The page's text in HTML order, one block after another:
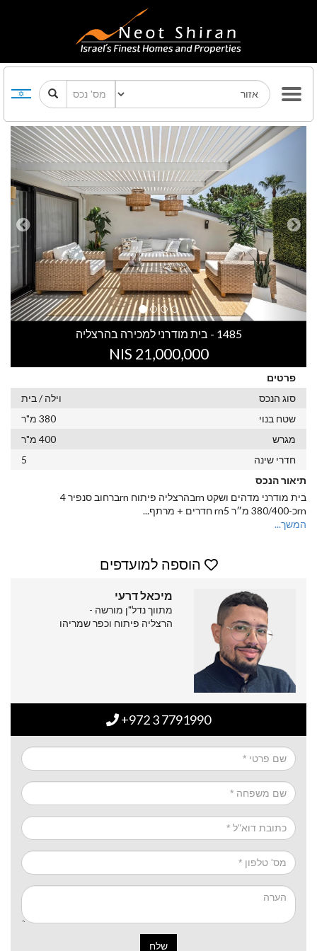
Previous Next
1485 - בית מודרני למכירה בהרצליה
21,000,000 NIS
פרטים
סוג הנכס
וילה / בית
שטח בנוי
380 מ"ר
מגרש
400 מ"ר
חדרי שינה
5
תיאור הנכס
בית מודרני מדהים ושקט rnבהרצליה פיתוח rnברחוב סנפיר 4
rnכ-380/400 מ״ר rn5 חדרים + מרתף
...
המשך...
הוספה למועדפים
מיכאל דרעי
מתווך נדל"ן מורשה -
הרצליה פיתוח וכפר שמריהו
+972 3 7791990
שלח